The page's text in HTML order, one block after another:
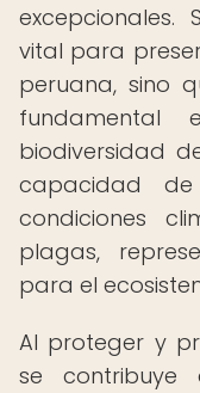
excepcionales.
vital para
peruana, sino
biodiversidad
capacidad
condiciones
plagas,
para el
Al proteger y
se contribuye